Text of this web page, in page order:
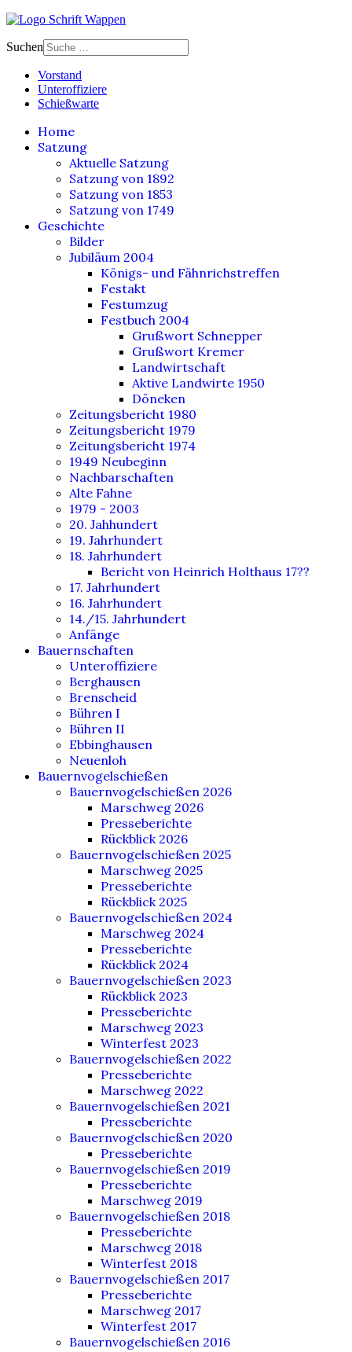
Suchen
Vorstand
Unteroffiziere
Schießwarte
Home
Satzung
Aktuelle Satzung
Satzung von 1892
Satzung von 1853
Satzung von 1749
Geschichte
Bilder
Jubiläum 2004
Königs- und Fähnrichstreffen
Festakt
Festumzug
Festbuch 2004
Grußwort Schnepper
Grußwort Kremer
Landwirtschaft
Aktive Landwirte 1950
Döneken
Zeitungsbericht 1980
Zeitungsbericht 1979
Zeitungsbericht 1974
1949 Neubeginn
Nachbarschaften
Alte Fahne
1979 - 2003
20. Jahhundert
19. Jahrhundert
18. Jahrhundert
Bericht von Heinrich Holthaus 17??
17. Jahrhundert
16. Jahrhundert
14./15. Jahrhundert
Anfänge
Bauernschaften
Unteroffiziere
Berghausen
Brenscheid
Bühren I
Bühren II
Ebbinghausen
Neuenloh
Bauernvogelschießen
Bauernvogelschießen 2026
Marschweg 2026
Presseberichte
Rückblick 2026
Bauernvogelschießen 2025
Marschweg 2025
Presseberichte
Rückblick 2025
Bauernvogelschießen 2024
Marschweg 2024
Presseberichte
Rückblick 2024
Bauernvogelschießen 2023
Rückblick 2023
Presseberichte
Marschweg 2023
Winterfest 2023
Bauernvogelschießen 2022
Presseberichte
Marschweg 2022
Bauernvogelschießen 2021
Presseberichte
Bauernvogelschießen 2020
Presseberichte
Bauernvogelschießen 2019
Presseberichte
Marschweg 2019
Bauernvogelschießen 2018
Presseberichte
Marschweg 2018
Winterfest 2018
Bauernvogelschießen 2017
Presseberichte
Marschweg 2017
Winterfest 2017
Bauernvogelschießen 2016